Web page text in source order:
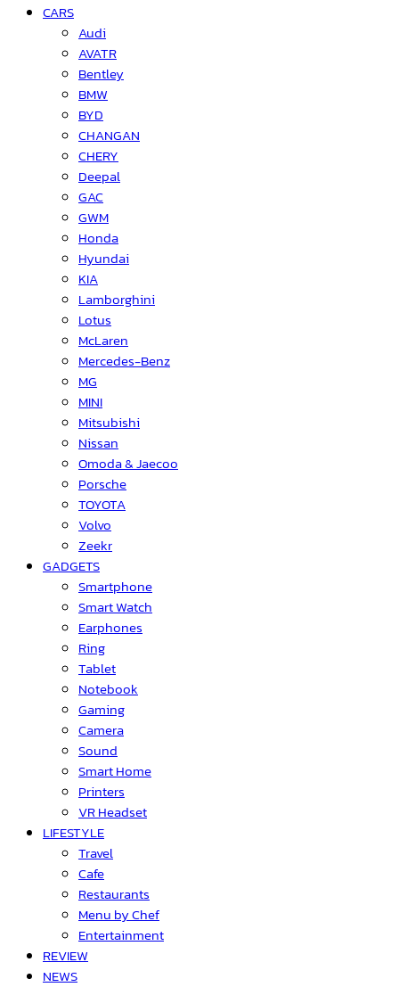
CARS
Audi
AVATR
Bentley
BMW
BYD
CHANGAN
CHERY
Deepal
GAC
GWM
Honda
Hyundai
KIA
Lamborghini
Lotus
McLaren
Mercedes-Benz
MG
MINI
Mitsubishi
Nissan
Omoda & Jaecoo
Porsche
TOYOTA
Volvo
Zeekr
GADGETS
Smartphone
Smart Watch
Earphones
Ring
Tablet
Notebook
Gaming
Camera
Sound
Smart Home
Printers
VR Headset
LIFESTYLE
Travel
Cafe
Restaurants
Menu by Chef
Entertainment
REVIEW
NEWS